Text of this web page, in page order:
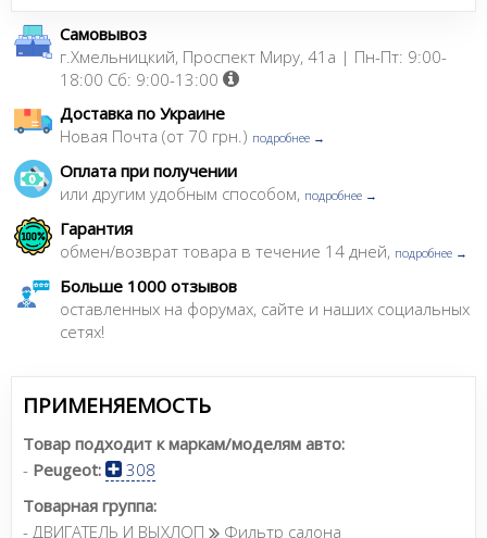
Самовывоз
г.Хмельницкий, Проспект Миру, 41а | Пн-Пт: 9:00-
18:00 Сб: 9:00-13:00
Доставка по Украине
Новая Почта (от 70 грн.) подробнее →
Оплата при получении
или другим удобным способом, подробнее →
Гарантия
обмен/возврат товара в течение 14 дней, подробнее →
Больше 1000 отзывов
оставленных на форумах, сайте и наших социальных
сетях!
ПРИМЕНЯЕМОСТЬ
Товар подходит к маркам/моделям авто:
- Peugeot:
308
Товарная группа:
- ДВИГАТЕЛЬ И ВЫХЛОП
Фильтр салона